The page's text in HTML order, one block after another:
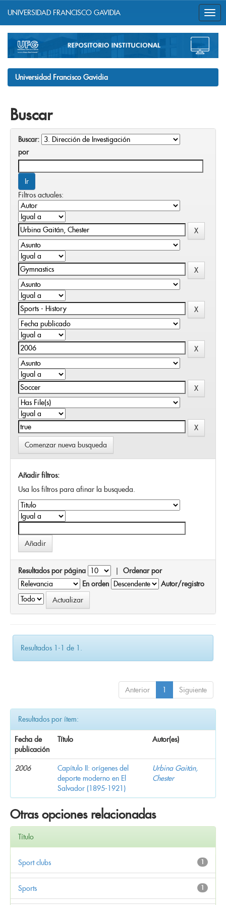
navigation
UNIVERSIDAD FRANCISCO GAVIDIA
Universidad Francisco Gavidia
Buscar
Buscar:
por
Filtros actuales:
Comenzar nueva busqueda
Añadir filtros:
Usa los filtros para afinar la busqueda.
Resultados por página | Ordenar por
En orden
Autor/registro
Resultados 1-1 de 1.
Anterior 1 Siguiente
Resultados por ítem:
Fecha de
publicación
Título Autor(es)
2006
Capítulo II: orígenes del
deporte moderno en El
Salvador (1895-1921)
Urbina Gaitán,
Chester
Otras opciones relacionadas
Título
1
Sport clubs
1
Sports